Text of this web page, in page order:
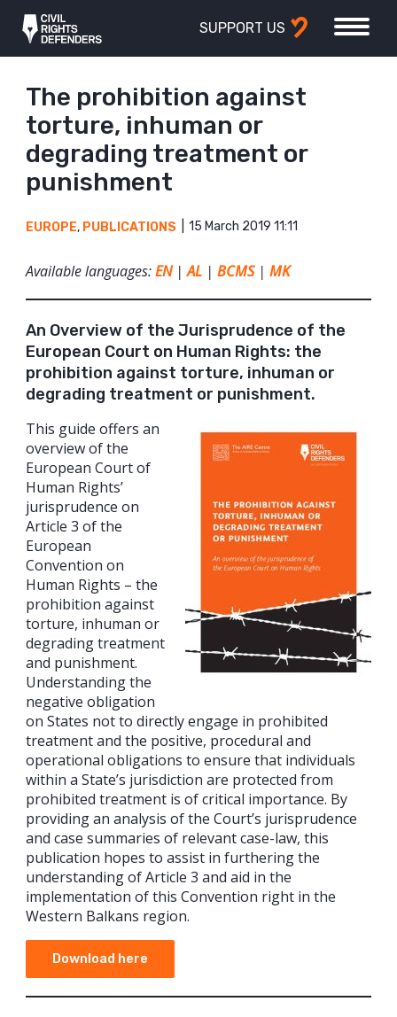
SUPPORT US
The prohibition against
torture, inhuman or
degrading treatment or
punishment
EUROPE, PUBLICATIONS 15 March 2019 11:11
Available languages:EN|AL | BCMS| MK
An Overview of the Jurisprudence of the
European Court on Human Rights: the
prohibition against torture, inhuman or
degrading treatment or punishment.
This guide offers an
overview of the
European Court of
Human Rights’
jurisprudence on
Article 3 of the
European
Convention on
Human Rights – the
prohibition against
torture, inhuman or
degrading treatment
and punishment.
Understanding the
negative obligation
on States not to directly engage in prohibited
treatment and the positive, procedural and
operational obligations to ensure that individuals
within a State’s jurisdiction are protected from
prohibited treatment is of critical importance. By
providing an analysis of the Court’s jurisprudence
and case summaries of relevant case-law, this
publication hopes to assist in furthering the
understanding of Article 3 and aid in the
implementation of this Convention right in the
Western Balkans region.
Download here